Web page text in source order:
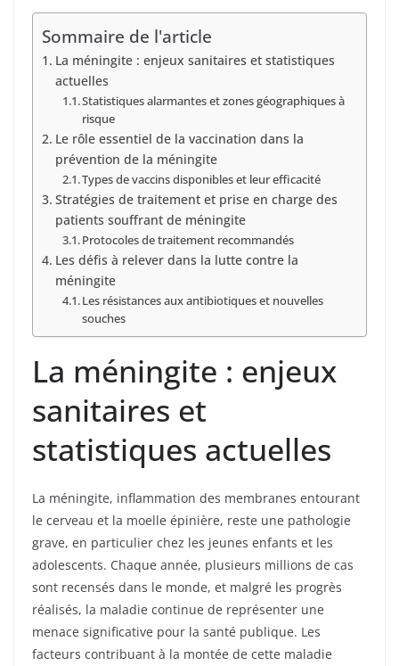
Sommaire de l'article
La méningite : enjeux sanitaires et statistiques
actuelles
Statistiques alarmantes et zones géographiques à
risque
Le rôle essentiel de la vaccination dans la
prévention de la méningite
Types de vaccins disponibles et leur efficacité
Stratégies de traitement et prise en charge des
patients souffrant de méningite
Protocoles de traitement recommandés
Les défis à relever dans la lutte contre la
méningite
Les résistances aux antibiotiques et nouvelles
souches
La méningite : enjeux
sanitaires et
statistiques actuelles
La méningite, inflammation des membranes entourant
le cerveau et la moelle épinière, reste une pathologie
grave, en particulier chez les jeunes enfants et les
adolescents. Chaque année, plusieurs millions de cas
sont recensés dans le monde, et malgré les progrès
réalisés, la maladie continue de représenter une
menace significative pour la santé publique. Les
facteurs contribuant à la montée de cette maladie